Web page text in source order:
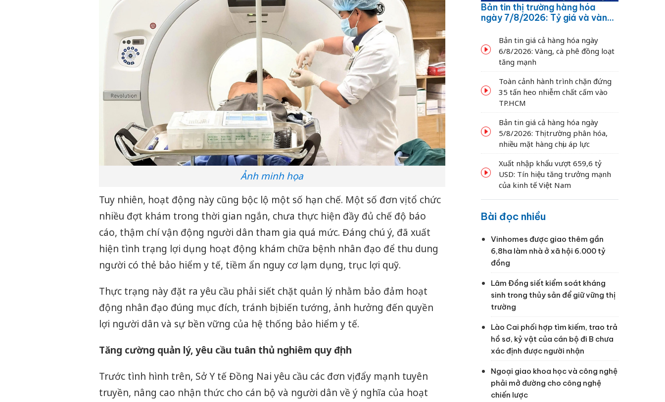
Ảnh minh họa
Tuy nhiên, hoạt động này cũng bộc lộ một số hạn chế. Một số đơn vị tổ chức
nhiều đợt khám trong thời gian ngắn, chưa thực hiện đầy đủ chế độ báo
cáo, thậm chí vận động người dân tham gia quá mức. Đáng chú ý, đã xuất
hiện tình trạng lợi dụng hoạt động khám chữa bệnh nhân đạo để thu dung
người có thẻ bảo hiểm y tế, tiềm ẩn nguy cơ lạm dụng, trục lợi quỹ.
Thực trạng này đặt ra yêu cầu phải siết chặt quản lý nhằm bảo đảm hoạt
động nhân đạo đúng mục đích, tránh bị biến tướng, ảnh hưởng đến quyền
lợi người dân và sự bền vững của hệ thống bảo hiểm y tế.
Tăng cường quản lý, yêu cầu tuân thủ nghiêm quy định
Trước tình hình trên, Sở Y tế Đồng Nai yêu cầu các đơn vị đẩy mạnh tuyên
truyền, nâng cao nhận thức cho cán bộ và người dân về ý nghĩa của hoạt
Bản tin thị trường hàng hóa
ngày 7/8/2026: Tỷ giá và vàng
dầu thế giới bật tăng
Bản tin giá cả hàng hóa ngày
6/8/2026: Vàng, cà phê đồng loạt
tăng mạnh
Toàn cảnh hành trình chặn đứng
35 tấn heo nhiễm chất cấm vào
TP.HCM
Bản tin giá cả hàng hóa ngày
5/8/2026: Thị trường phân hóa,
nhiều mặt hàng chịu áp lực
Xuất nhập khẩu vượt 659,6 tỷ
USD: Tín hiệu tăng trưởng mạnh
của kinh tế Việt Nam
Bài đọc nhiều
Vinhomes được giao thêm gần
6,8ha làm nhà ở xã hội 6.000 tỷ
đồng
Lâm Đồng siết kiểm soát kháng
sinh trong thủy sản để giữ vững thị
trường
Lào Cai phối hợp tìm kiếm, trao trả
hồ sơ, kỷ vật của cán bộ đi B chưa
xác định được người nhận
Ngoại giao khoa học và công nghệ
phải mở đường cho công nghệ
chiến lược